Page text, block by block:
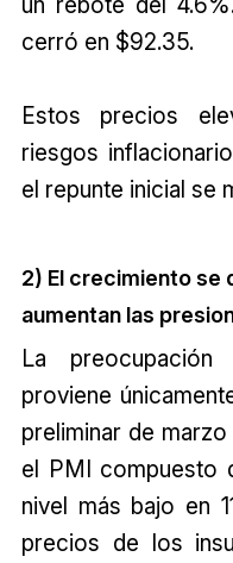
cerró en $92.35.
Estos precios
riesgos
el repunte inicial se
2) El crecimiento se
aumentan las
La
proviene
preliminar de
el PMI compuesto
nivel más bajo en
precios de los